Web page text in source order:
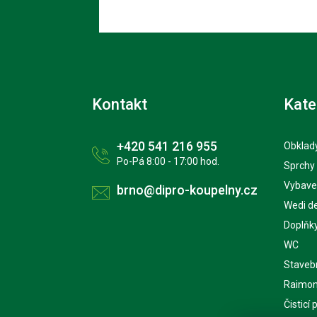
Kontakt
+420 541 216 955
Po-Pá 8:00 - 17:00 hod.
brno@dipro-koupelny.cz
Sprchy
Wedi
WC
Čisticí